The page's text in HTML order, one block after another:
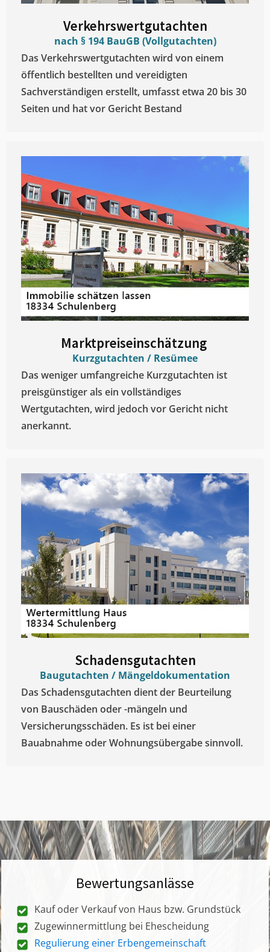
Verkehrswertgutachten
nach § 194 BauGB (Vollgutachten)
Das Verkehrswertgutachten wird von einem
öffentlich bestellten und vereidigten
Sachverständigen erstellt, umfasst etwa 20 bis 30
Seiten und hat vor Gericht Bestand
Marktpreiseinschätzung ​
Kurzgutachten / Resümee
Das weniger umfangreiche Kurzgutachten ist
preisgünstiger als ein vollständiges
Wertgutachten, wird jedoch vor Gericht nicht
anerkannt.
Schadensgutachten
Baugutachten / Mängeldokumentation
Das Schadensgutachten dient der Beurteilung
von Bauschäden oder -mängeln und
Versicherungsschäden. Es ist bei einer
Bauabnahme oder Wohnungsübergabe sinnvoll.
Bewertungsanlässe
Kauf oder Verkauf von Haus bzw. Grundstück
Zugewinnermittlung bei Ehescheidung
Regulierung einer Erbengemeinschaft